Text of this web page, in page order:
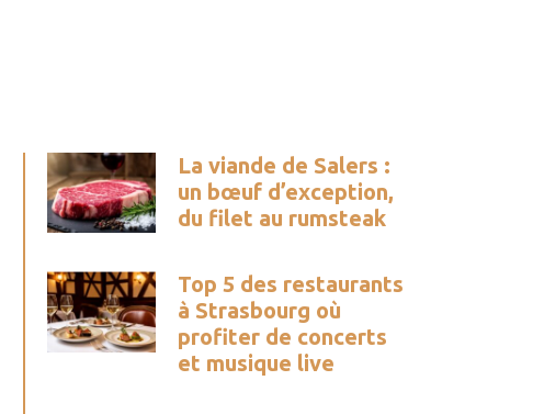
La viande de Salers :
un bœuf d’exception,
du filet au rumsteak
Top 5 des restaurants
à Strasbourg où
profiter de concerts
et musique live